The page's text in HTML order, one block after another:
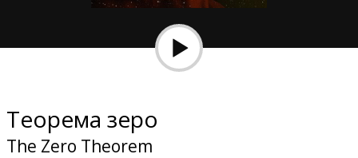
Клуб
Теорема зеро
The Zero Theorem